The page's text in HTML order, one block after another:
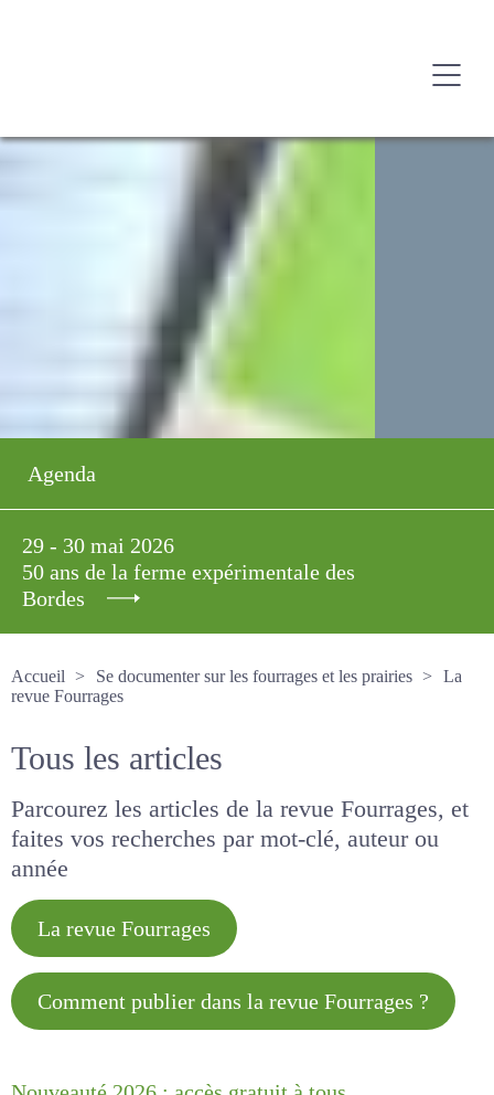
Agenda
29 - 30 mai 2026
50 ans de la ferme expérimentale des
Bordes
Accueil
Se documenter sur les fourrages et les prairies
La revue Fourrages
Tous les articles
Parcourez les articles de la revue Fourrages, et
faites vos recherches par mot-clé, auteur ou
année
La revue Fourrages
Comment publier dans la revue